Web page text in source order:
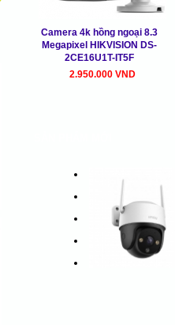
Camera 4k hồng ngoại 8.3
Megapixel HIKVISION DS-
2CE16U1T-IT5F
2.950.000 VND